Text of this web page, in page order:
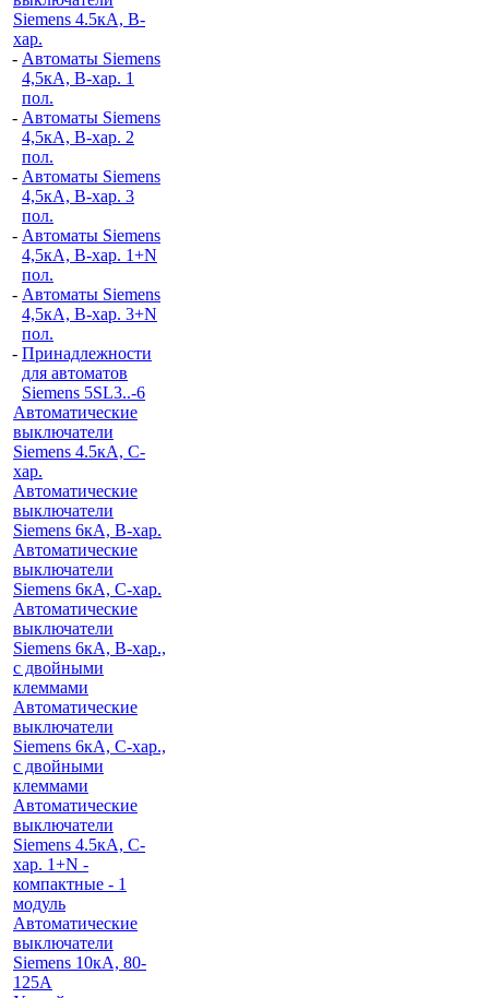
Siemens 4.5кА, B-
хар.
- Автоматы Siemens
4,5кА, B-хар. 1
пол.
- Автоматы Siemens
4,5кА, B-хар. 2
пол.
- Автоматы Siemens
4,5кА, B-хар. 3
пол.
- Автоматы Siemens
4,5кА, B-хар. 1+N
пол.
- Автоматы Siemens
4,5кА, B-хар. 3+N
пол.
- Принадлежности
для автоматов
Siemens 5SL3..-6
Автоматические
выключатели
Siemens 4.5кА, C-
хар.
Автоматические
выключатели
Siemens 6кА, B-хар.
Автоматические
выключатели
Siemens 6кА, С-хар.
Автоматические
выключатели
Siemens 6кА, B-хар.,
с двойными
клеммами
Автоматические
выключатели
Siemens 6кА, C-хар.,
с двойными
клеммами
Автоматические
выключатели
Siemens 4.5кА, C-
хар. 1+N -
компактные - 1
модуль
Автоматические
выключатели
Siemens 10кА, 80-
125A